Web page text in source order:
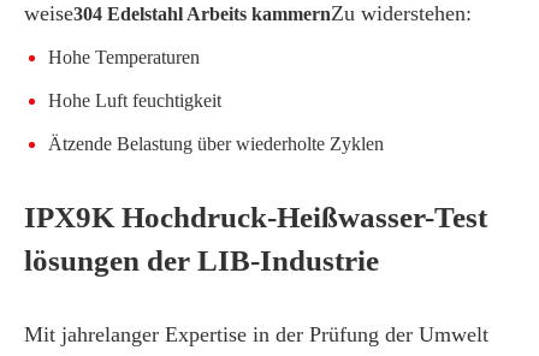
weise304 Edelstahl Arbeits kammernZu widerstehen:
Hohe Temperaturen
Hohe Luft feuchtigkeit
Ätzende Belastung über wiederholte Zyklen
IPX9K Hochdruck-Heißwasser-Test
lösungen der LIB-Industrie
Mit jahrelanger Expertise in der Prüfung der Umwelt